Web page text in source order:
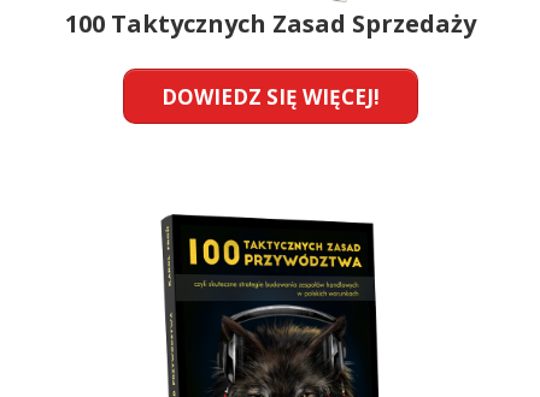
100 Taktycznych Zasad Sprzedaży
DOWIEDZ SIĘ WIĘCEJ!